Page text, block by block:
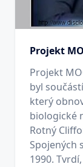
Projekt
Projekt
byl
který
biologické
Rotný
Spojených
1990.